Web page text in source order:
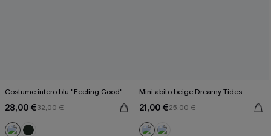
Costume intero blu "Feeling Good"
28,00 €32,00 €
Mini abito beige Dreamy Tides
21,00 €25,00 €